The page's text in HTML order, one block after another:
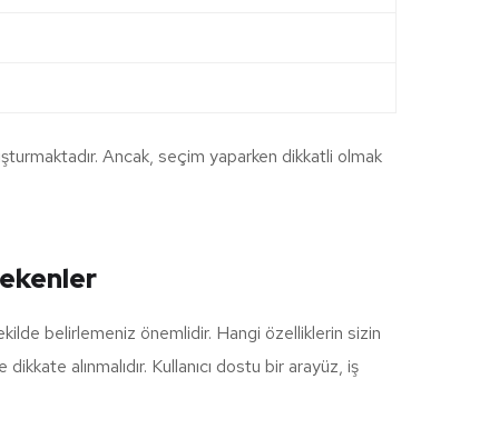
Ancak, seçim yaparken dikkatli olmak
belirlemeniz önemlidir. Hangi özelliklerin sizin
alınmalıdır. Kullanıcı dostu bir arayüz, iş